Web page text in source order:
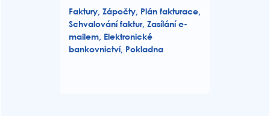
Faktury, Zápočty, Plán fakturace,
Schvalování faktur, Zasílání e-
mailem, Elektronické
bankovnictví, Pokladna